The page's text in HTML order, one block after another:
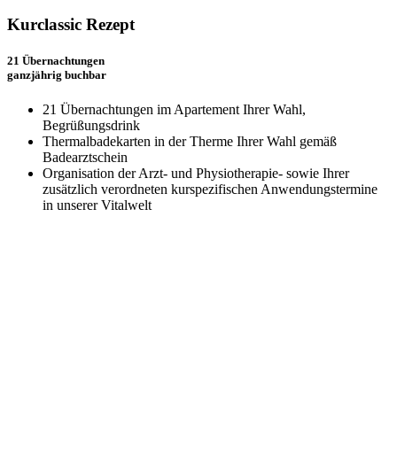
Kurclassic Rezept
21 Übernachtungen
ganzjährig buchbar
21 Übernachtungen im Apartement Ihrer Wahl,
Begrüßungsdrink
Thermalbadekarten in der Therme Ihrer Wahl gemäß
Badearztschein
Organisation der Arzt- und Physiotherapie- sowie Ihrer
zusätzlich verordneten kurspezifischen Anwendungstermine
in unserer Vitalwelt